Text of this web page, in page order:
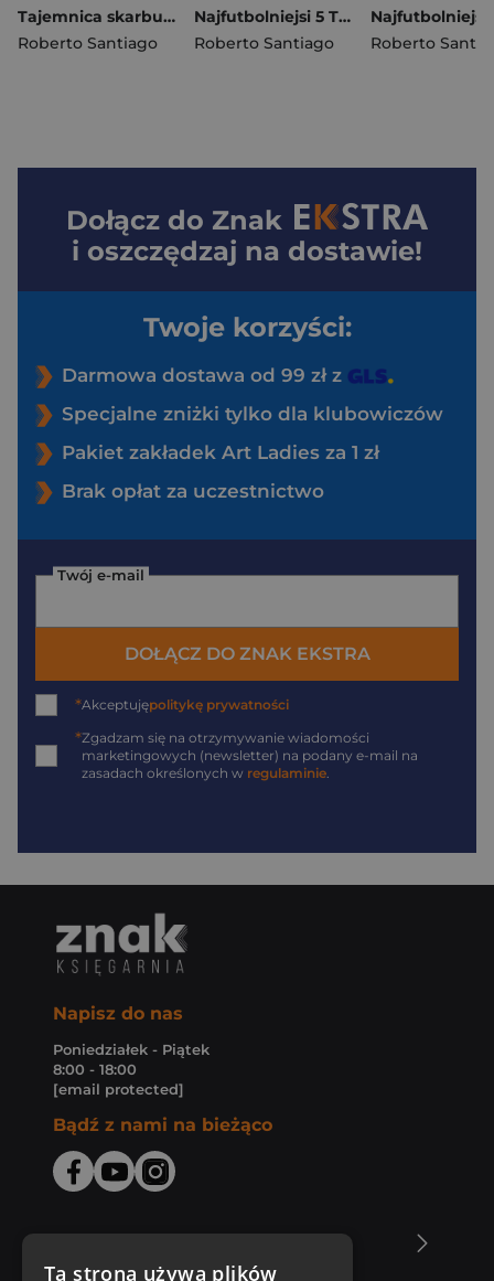
Tajemnica skarbu piratów. Najfutbolniejsi wyd. 2024
Roberto Santiago
Najfutbolniejsi 5 Tajemnica kradzieży niemożliwej
Roberto Santiago
Roberto
Dołącz do Znak
i oszczędzaj na dostawie!
Twoje korzyści:
Darmowa dostawa od 99 zł z
Specjalne zniżki tylko dla klubowiczów
Pakiet zakładek Art Ladies za 1 zł
Brak opłat za uczestnictwo
Twój e-mail
DOŁĄCZ DO ZNAK EKSTRA
*Akceptujępolitykę prywatności
*Zgadzam się na otrzymywanie wiadomości
marketingowych (newsletter) na podany e-mail na
zasadach określonych w regulaminie.
Napisz do nas
Poniedziałek - Piątek
8:00 - 18:00
[email protected]
Bądź z nami na bieżąco
Ta strona używa plików